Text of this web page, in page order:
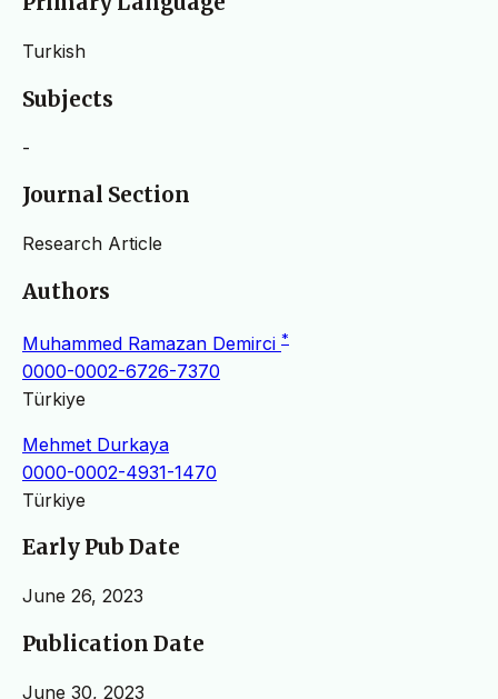
Turkish
Subjects
-
Journal Section
Research Article
Authors
Muhammed Ramazan Demirci *
0000-0002-6726-7370
Türkiye
Mehmet Durkaya
0000-0002-4931-1470
Türkiye
Early Pub Date
June 26, 2023
Publication Date
June 30, 2023